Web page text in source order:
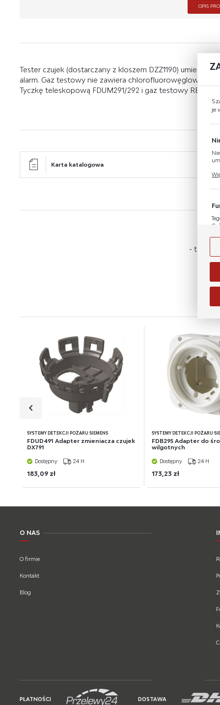
OPIS
Tester czujek (dostarczany z kloszem DZZ1190)
alarm. Gaz testowy nie zawiera
Tyczkę teleskopową FDUM291/292 i gaz testowy REF8,
Karta katalogowa
- to dla
SYSTEMY DETEKCJI POŻARU SIEMENS
FDUD491 Adapter zmieniacza czujek
DX791
Dostępny 24 H
183,09 zł
SYSTEMY DETEKCJI POŻARU
FDB295 Adapter do
wilgotnych
Dostępny 24 H
173,23 zł
O NAS
O firmie
Kontakt
Blog
PŁATNOŚCI DOSTAWA
je